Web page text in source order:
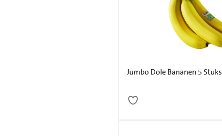
Jumbo Dole Bananen 5 Stuks